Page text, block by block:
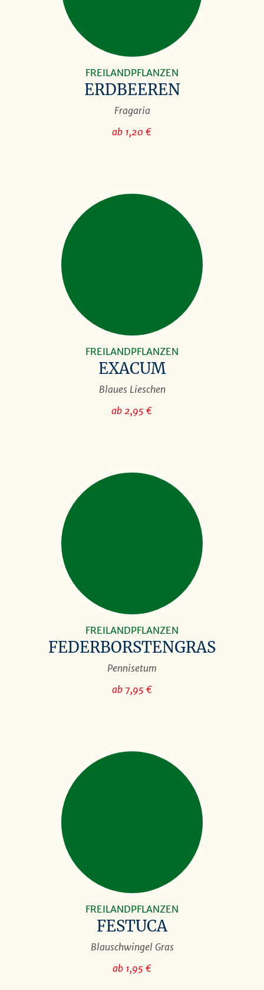
ERDBEEREN
FREILANDPFLANZEN
Fragaria
ab 1,20 €
EXACUM
FREILANDPFLANZEN
Blaues Lieschen
ab 2,95 €
FEDERBORSTENGRAS
FREILANDPFLANZEN
Pennisetum
ab 7,95 €
FESTUCA
FREILANDPFLANZEN
Blauschwingel Gras
ab 1,95 €